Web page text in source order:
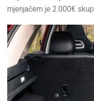
mjenjačem je 2.000€